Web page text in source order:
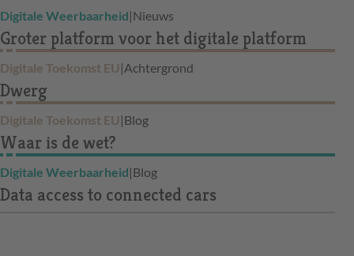
Digitale Weerbaarheid|Nieuws
Groter platform voor het digitale platform
Digitale Toekomst EU |Achtergrond
Dwerg
Digitale Toekomst EU |Blog
Waar is de wet?
Digitale Weerbaarheid|Blog
Data access to connected cars